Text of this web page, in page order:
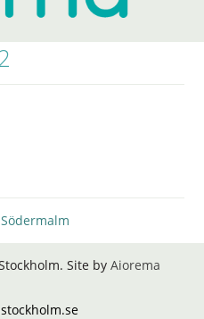
Site by Aiorema